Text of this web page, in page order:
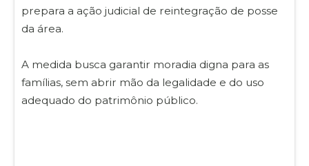
prepara a ação judicial de reintegração de posse
da área.
A medida busca garantir moradia digna para as
famílias, sem abrir mão da legalidade e do uso
adequado do patrimônio público.